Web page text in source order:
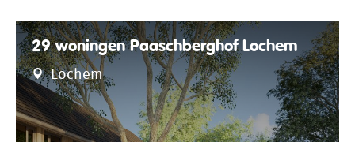
29 woningen Paaschberghof Lochem
Lochem